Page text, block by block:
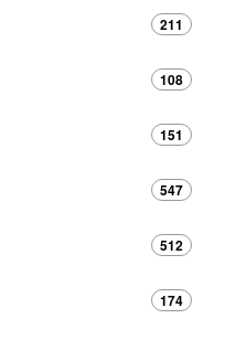
211
108
151
547
512
174